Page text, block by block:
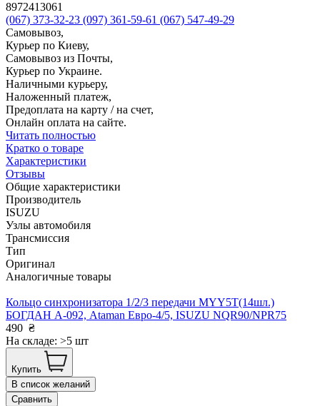
8972413061
(067) 373-32-23 (097) 361-59-61 (067) 547-49-29
Самовывоз,
Курьер по Киеву,
Самовывоз из Почты,
Курьер по Украине.
Наличными курьеру,
Наложенный платеж,
Предоплата на карту / на счет,
Онлайн оплата на сайте.
Читать полностью
Кратко о товаре
Характеристики
Отзывы
Общие характеристики
Производитель
ISUZU
Узлы автомобиля
Трансмиссия
Тип
Оригинал
Аналогичные товары
Кольцо синхронизатора 1/2/3 передачи MYY5T(14шл.)
БОГДАН А-092, Ataman Евро-4/5, ISUZU NQR90/NPR75
490 ₴
На складе: >5 шт
Купить
В список желаний
Сравнить